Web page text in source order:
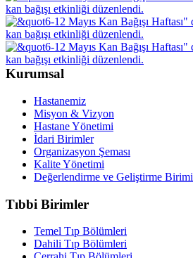
Kurumsal
Hastanemiz
Misyon & Vizyon
Hastane Yönetimi
İdari Birimler
Organizasyon Şeması
Kalite Yönetimi
Değerlendirme ve Geliştirme Birimi
Tıbbi Birimler
Temel Tıp Bölümleri
Dahili Tıp Bölümleri